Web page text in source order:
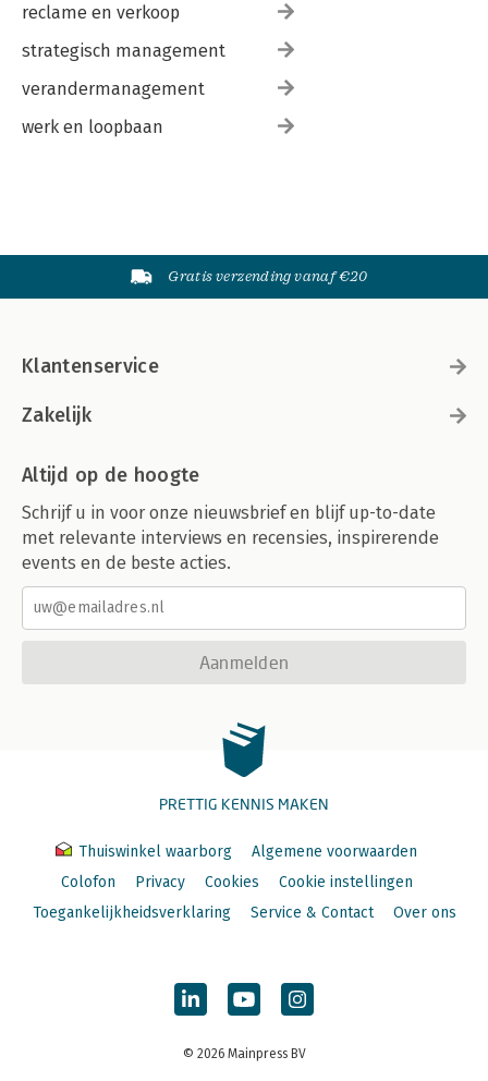
reclame en verkoop
strategisch management
verandermanagement
werk en loopbaan
Gratis verzending vanaf €20
Klantenservice
Zakelijk
Altijd op de hoogte
Schrijf u in voor onze nieuwsbrief en blijf up-to-date
met relevante interviews en recensies, inspirerende
events en de beste acties.
Aanmelden
PRETTIG KENNIS MAKEN
Thuiswinkel waarborg
Algemene voorwaarden
Colofon
Privacy Cookies
Cookie instellingen
Toegankelijkheidsverklaring
Service & Contact Over ons
© 2026 Mainpress BV